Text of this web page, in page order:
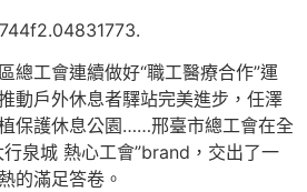
總工會連續做好“職工醫療合作”運
動戶外休息者驛站完美進步，任澤
保護休息公園……邢臺市總工會在全
泉城 熱心工會”brand，交出了一
的滿足答卷。